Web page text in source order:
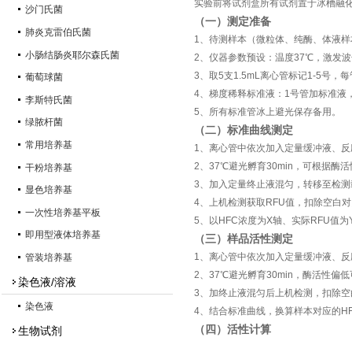
沙门氏菌
肺炎克雷伯氏菌
小肠结肠炎耶尔森氏菌
葡萄球菌
李斯特氏菌
绿脓杆菌
常用培养基
干粉培养基
显色培养基
一次性培养基平板
即用型液体培养基
管装培养基
染色液/溶液
染色液
生物试剂
实验前将试剂盒所有试剂置于冰槽融
（一）测定准备
1、待测样本（微粒体、纯酶、体液
2、仪器参数预设：温度37℃，激发
3、取5支1.5mL离心管标记1-5号，
4、梯度稀释标准液：1号管加标准液
5、所有标准管冰上避光保存备用。
（二）标准曲线测定
1、离心管中依次加入定量缓冲液、
2、37℃避光孵育30min，可根据酶活
3、加入定量终止液混匀，转移至检
4、上机检测获取RFU值，扣除空白
5、以HFC浓度为X轴、实际RFU值
（三）样品活性测定
1、离心管中依次加入定量缓冲液、
2、37℃避光孵育30min，酶活性偏低
3、加终止液混匀后上机检测，扣除
4、结合标准曲线，换算样本对应的
（四）活性计算